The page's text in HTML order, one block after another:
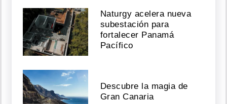
Naturgy acelera nueva
subestación para
fortalecer Panamá
Pacífico
Descubre la magia de
Gran Canaria